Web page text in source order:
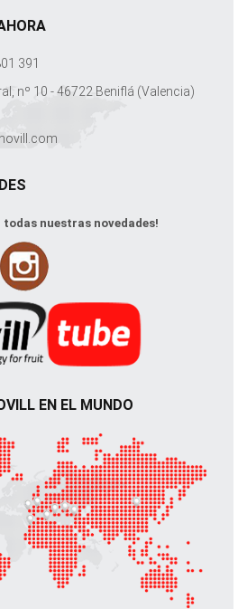
391
nº 10 - 46722 Beniflá (Valencia)
todas nuestras novedades!
EN EL MUNDO